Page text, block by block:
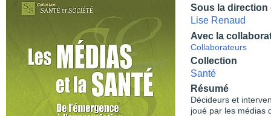
Sous la direction
Lise Renaud
Avec la
Collaborateurs
Collection
Santé
Résumé
Décideurs et
joué par les médias